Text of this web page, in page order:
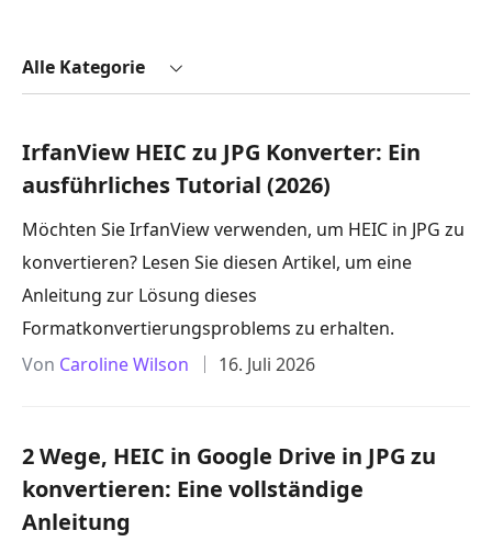
Alle Kategorie
IrfanView HEIC zu JPG Konverter: Ein
ausführliches Tutorial (2026)
Möchten Sie IrfanView verwenden, um HEIC in JPG zu
konvertieren? Lesen Sie diesen Artikel, um eine
Anleitung zur Lösung dieses
Formatkonvertierungsproblems zu erhalten.
Von Caroline Wilson 16. Juli 2026
2 Wege, HEIC in Google Drive in JPG zu
konvertieren: Eine vollständige
Anleitung